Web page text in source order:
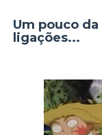
Um pouco
ligações...